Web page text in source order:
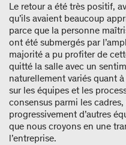
Le retour a été très positif,
qu’ils avaient beaucoup
parce que la personne
ont été submergés par
majorité a pu profiter de
quitté la salle avec un
naturellement variés quant
sur les équipes et les
consensus parmi les
progressivement d’autres
que nous croyons en une
l’entreprise.